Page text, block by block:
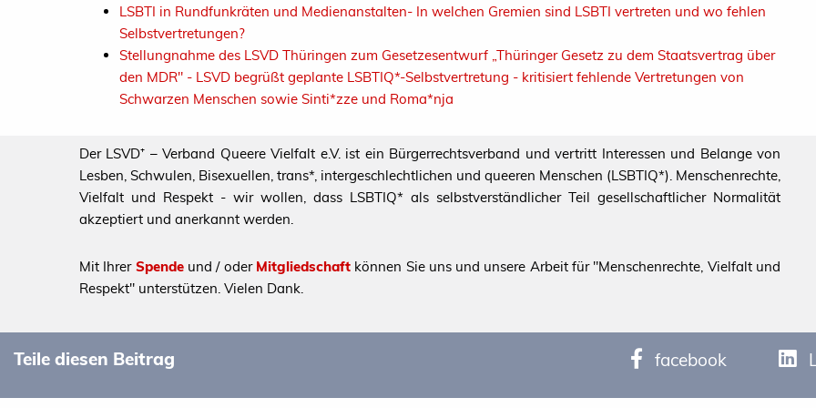
LSBTI in Rundfunkräten und Medienanstalten- In welchen Gremien sind LSBTI vertreten und wo fehlen
Selbstvertretungen?
Stellungnahme des LSVD Thüringen zum Gesetzesentwurf „Thüringer Gesetz zu dem Staatsvertrag über
den MDR" - LSVD begrüßt geplante LSBTIQ*-Selbstvertretung - kritisiert fehlende Vertretungen von
Schwarzen Menschen sowie Sinti*zze und Roma*nja
Der LSVD⁺ – Verband Queere Vielfalt e.V. ist ein Bürgerrechtsverband und vertritt Interessen und Belange von
Lesben, Schwulen, Bisexuellen, trans*, intergeschlechtlichen und queeren Menschen (LSBTIQ*). Menschenrechte,
Vielfalt und Respekt - wir wollen, dass LSBTIQ* als selbstverständlicher Teil gesellschaftlicher Normalität
akzeptiert und anerkannt werden.
Mit Ihrer Spendeund / oder Mitgliedschaftkönnen Sie uns und unsere Arbeit für "Menschenrechte, Vielfalt und
Respekt" unterstützen. Vielen Dank.
Teile diesen Beitrag facebook